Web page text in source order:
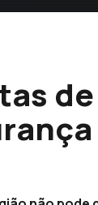
de